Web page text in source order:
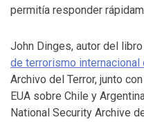
permitía responder
John Dinges, autor del libro
de terrorismo internacional
Archivo del Terror, junto
EUA sobre Chile y
National Security Archive